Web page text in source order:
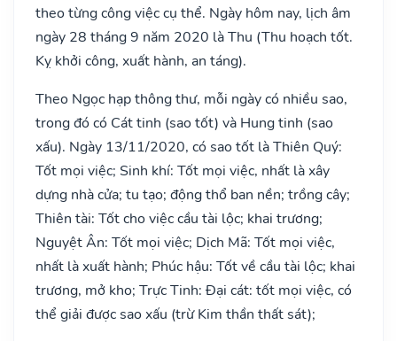
theo từng công việc cụ thể. Ngày hôm nay, lịch âm
ngày 28 tháng 9 năm 2020 là Thu (Thu hoạch tốt.
Kỵ khởi công, xuất hành, an táng).
Theo Ngọc hạp thông thư, mỗi ngày có nhiều sao,
trong đó có Cát tinh (sao tốt) và Hung tinh (sao
xấu). Ngày 13/11/2020, có sao tốt là Thiên Quý:
Tốt mọi việc; Sinh khí: Tốt mọi việc, nhất là xây
dựng nhà cửa; tu tạo; động thổ ban nền; trồng cây;
Thiên tài: Tốt cho việc cầu tài lộc; khai trương;
Nguyệt Ân: Tốt mọi việc; Dịch Mã: Tốt mọi việc,
nhất là xuất hành; Phúc hậu: Tốt về cầu tài lộc; khai
trương, mở kho; Trực Tinh: Đại cát: tốt mọi việc, có
thể giải được sao xấu (trừ Kim thần thất sát);